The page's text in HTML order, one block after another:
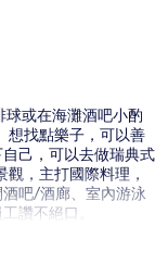
球或在海灘酒吧小酌
想找點樂子，可以善
己，可以去做瑞典式
，主打國際料理，
吧/酒廊、室內游泳
讚不絕口。